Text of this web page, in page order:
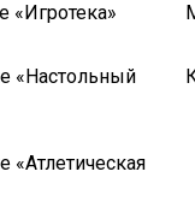
«Игротека»
«Настольный
«Атлетическая